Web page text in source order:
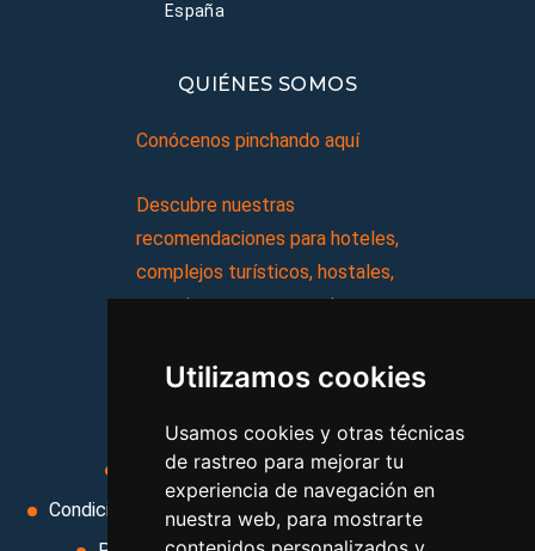
Utilizamos cookies
Usamos cookies y otras técnicas
de rastreo para mejorar tu
experiencia de navegación en
nuestra web, para mostrarte
España
QUIÉNES SOMOS
Conócenos pinchando aquí
Descubre nuestras
recomendaciones para hoteles,
complejos turísticos, hostales,
vacaciones, paquetes de
Aviso legal
Condiciones de uso
Condiciones Generales
Ley de Viajes Combinados